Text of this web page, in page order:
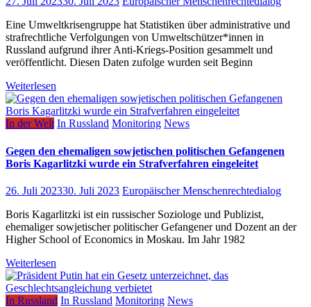
Eine Umweltkrisengruppe hat Statistiken über administrative und
strafrechtliche Verfolgungen von Umweltschützer*innen in
Russland aufgrund ihrer Anti-Kriegs-Position gesammelt und
veröffentlicht. Diesen Daten zufolge wurden seit Beginn
Weiterlesen
In der Welt In Russland Monitoring News
Gegen den ehemaligen sowjetischen politischen Gefangenen
Boris Kagarlitzki wurde ein Strafverfahren eingeleitet
26. Juli 202330. Juli 2023 Europäischer Menschenrechtedialog
Boris Kagarlitzki ist ein russischer Soziologe und Publizist,
ehemaliger sowjetischer politischer Gefangener und Dozent an der
Higher School of Economics in Moskau. Im Jahr 1982
Weiterlesen
In Russland In Russland Monitoring News